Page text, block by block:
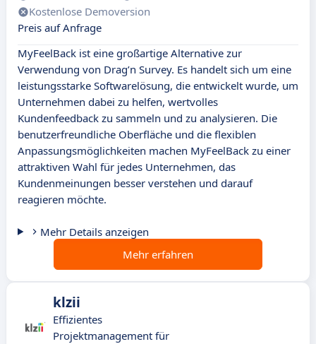
Kostenlose Demoversion
Preis auf Anfrage
MyFeelBack ist eine großartige Alternative zur
Verwendung von Drag’n Survey. Es handelt sich um eine
leistungsstarke Softwarelösung, die entwickelt wurde, um
Unternehmen dabei zu helfen, wertvolles
Kundenfeedback zu sammeln und zu analysieren. Die
benutzerfreundliche Oberfläche und die flexiblen
Anpassungsmöglichkeiten machen MyFeelBack zu einer
attraktiven Wahl für jedes Unternehmen, das
Kundenmeinungen besser verstehen und darauf
reagieren möchte.
Mehr Details anzeigen
Mehr erfahren
klzii
Effizientes
Projektmanagement für